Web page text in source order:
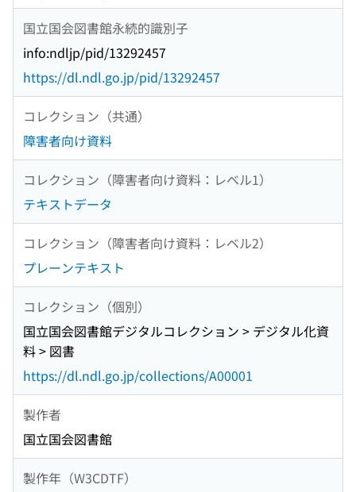
国立国会図書館永続的識別子
info:ndljp/pid/13292457
https://dl.ndl.go.jp/pid/13292457
コレクション（共通）
障害者向け資料
コレクション（障害者向け資料：レベル1）
テキストデータ
コレクション（障害者向け資料：レベル2）
プレーンテキスト
コレクション（個別）
国立国会図書館デジタルコレクション > デジタル化資
料 > 図書
https://dl.ndl.go.jp/collections/A00001
製作者
国立国会図書館
製作年（W3CDTF）